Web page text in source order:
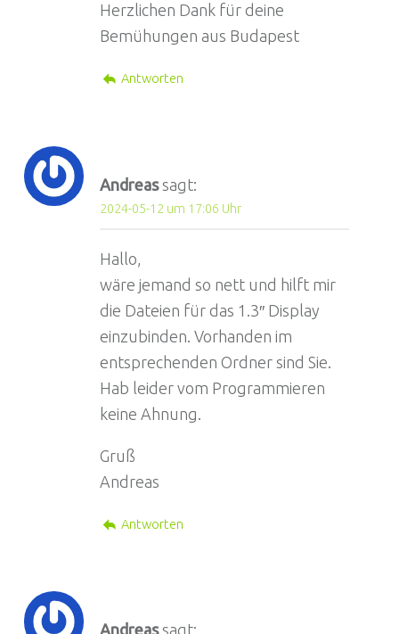
Herzlichen Dank für deine
Bemühungen aus Budapest
Antworten
Andreas sagt:
2024-05-12 um 17:06 Uhr
Hallo,
wäre jemand so nett und hilft mir
die Dateien für das 1.3″ Display
einzubinden. Vorhanden im
entsprechenden Ordner sind Sie.
Hab leider vom Programmieren
keine Ahnung.
Gruß
Andreas
Antworten
Andreas sagt: